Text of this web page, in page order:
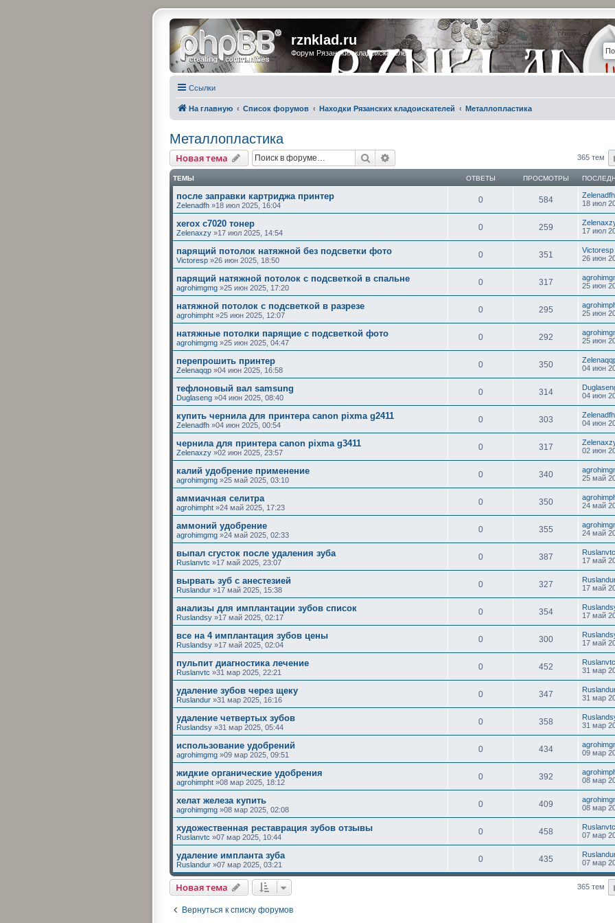
rznklad.ru
Форум Рязанских кладоискателей
Ссылки
На главную Список форумов Находки Рязанских кладоискателей Металлопластика
Металлопластика
Новая тема Поиск 365 тем
ТЕМЫ ОТВЕТЫ ПРОСМОТРЫ
после заправки картриджа принтер
Zelenadfh »18 июл 2025, 16:04
0 584
Zelenadfh
18 июл
xerox c7020 тонер
Zelenaxzy »17 июл 2025, 14:54
0 259
17 июл
парящий потолок натяжной без подсветки фото
Victoresp »26 июн 2025, 18:50
0 351
Victoresp
26 июн
парящий натяжной потолок с подсветкой в спальне
agrohimgmg »25 июн 2025, 17:20
0 317
25 июн
натяжной потолок с подсветкой в разрезе
agrohimpht »25 июн 2025, 12:07
0 295
25 июн
натяжные потолки парящие с подсветкой фото
agrohimgmg »25 июн 2025, 04:47
0 292
25 июн
перепрошить принтер
Zelenaqqp »04 июн 2025, 16:58
0 350
04 июн
тефлоновый вал samsung
Duglaseng »04 июн 2025, 08:40
0 314
04 июн
купить чернила для принтера canon pixma g2411
Zelenadfh »04 июн 2025, 00:54
0 303
Zelenadfh
04 июн
чернила для принтера canon pixma g3411
Zelenaxzy »02 июн 2025, 23:57
0 317
02 июн
калий удобрение применение
agrohimgmg »25 май 2025, 03:10
0 340
25 май
аммиачная селитра
agrohimpht »24 май 2025, 17:23
0 350
24 май
аммоний удобрение
agrohimgmg »24 май 2025, 02:33
0 355
24 май
выпал сгусток после удаления зуба
Ruslanvtc »17 май 2025, 23:07
0 387
Ruslanvtc
17 май
вырвать зуб с анестезией
Ruslandur »17 май 2025, 15:38
0 327
17 май
анализы для имплантации зубов список
Ruslandsy »17 май 2025, 02:17
0 354
17 май
все на 4 имплантация зубов цены
Ruslandsy »17 май 2025, 02:04
0 300
17 май
пульпит диагностика лечение
Ruslanvtc »31 мар 2025, 22:21
0 452
Ruslanvtc
31 мар
удаление зубов через щеку
Ruslandur »31 мар 2025, 16:16
0 347
31 мар
удаление четвертых зубов
Ruslandsy »31 мар 2025, 05:44
0 358
31 мар
использование удобрений
agrohimgmg »09 мар 2025, 09:51
0 434
09 мар
жидкие органические удобрения
agrohimpht »08 мар 2025, 18:12
0 392
08 мар
хелат железа купить
agrohimgmg »08 мар 2025, 02:08
0 409
08 мар
художественная реставрация зубов отзывы
Ruslanvtc »07 мар 2025, 10:44
0 458
Ruslanvtc
07 мар
удаление импланта зуба
Ruslandur »07 мар 2025, 03:21
0 435
07 мар
Новая тема 365 тем
Вернуться к списку форумов